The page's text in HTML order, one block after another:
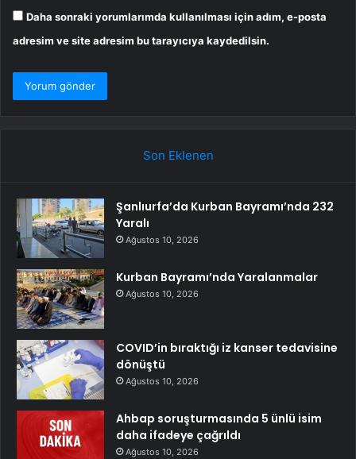
Daha sonraki yorumlarımda kullanılması için adım, e-posta
adresim ve site adresim bu tarayıcıya kaydedilsin.
Son Eklenen
Şanlıurfa’da Kurban Bayramı’nda 232
Yaralı
Ağustos 10, 2026
Kurban Bayramı’nda Yaralanmalar
Ağustos 10, 2026
COVID’in bıraktığı iz kanser tedavisine
dönüştü
Ağustos 10, 2026
Ahbap soruşturmasında 5 ünlü isim
daha ifadeye çağrıldı
Ağustos 10, 2026